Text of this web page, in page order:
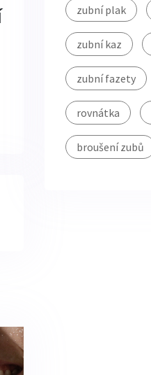
zubní plak
zubní kaz
zubní fazety
rovnátka
broušení zubů